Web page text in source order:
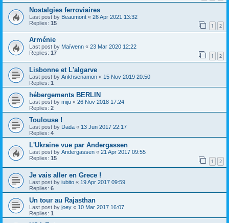
Nostalgies ferroviaires
Last post by Beaumont « 26 Apr 2021 13:32
Replies: 15 1 2
Arménie
Last post by Maïwenn « 23 Mar 2020 12:22
Replies: 17 1 2
Lisbonne et L'algarve
Last post by Ankhsenamon « 15 Nov 2019 20:50
Replies: 1
hébergements BERLIN
Last post by miju « 26 Nov 2018 17:24
Replies: 2
Toulouse !
Last post by Dada « 13 Jun 2017 22:17
Replies: 4
L'Ukraine vue par Andergassen
Last post by Andergassen « 21 Apr 2017 09:55
Replies: 15 1 2
Je vais aller en Grece !
Last post by iubito « 19 Apr 2017 09:59
Replies: 6
Un tour au Rajasthan
Last post by joey « 10 Mar 2017 16:07
Replies: 1